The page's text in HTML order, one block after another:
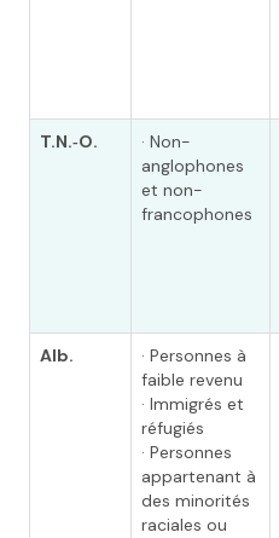
T.N.‑O.
· Non-
anglophones
et non-
francophones
Alb.
· Personnes à
faible revenu
· Immigrés et
réfugiés
· Personnes
appartenant à
des minorités
raciales ou